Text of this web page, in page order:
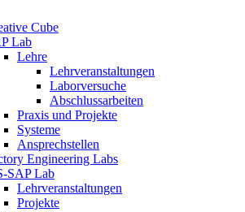
Cube
Lab
Lehre
Lehrveranstaltungen
Laborversuche
Abschlussarbeiten
Praxis und Projekte
Systeme
Ansprechstellen
Engineering Labs
SAP Lab
Lehrveranstaltungen
Projekte